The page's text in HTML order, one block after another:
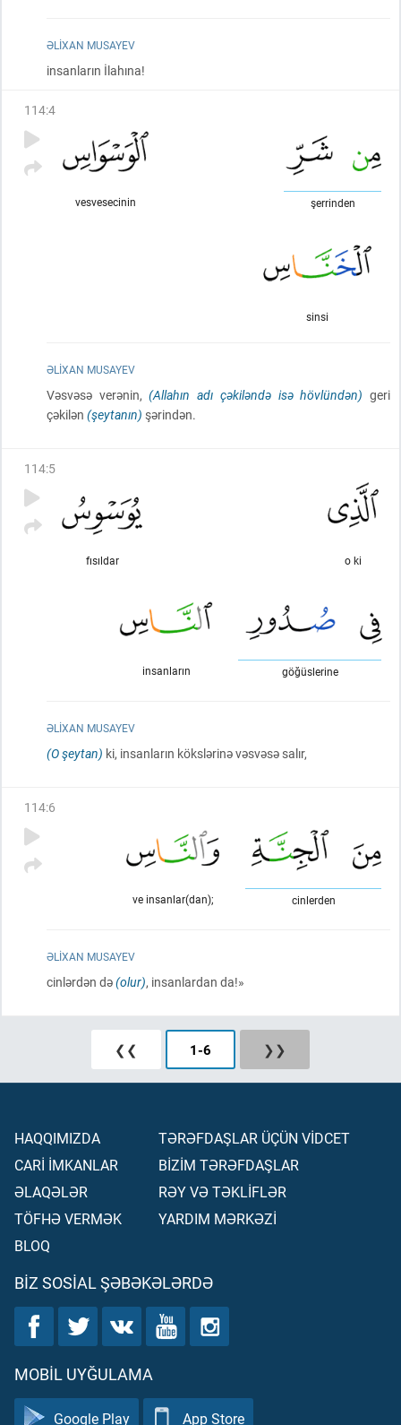
ƏLIXAN MUSAYEV
insanların İlahına!
114:4
şerrinden
vesvesecinin
sinsi
ƏLIXAN MUSAYEV
Vəsvəsə verənin,(Allahın adı çəkiləndə isə hövlündən) geri
çəkilən (şeytanın) şərindən.
114:5
o ki
fısıldar
göğüslerine
insanların
ƏLIXAN MUSAYEV
(O şeytan) ki, insanların kökslərinə vəsvəsə salır,
114:6
cinlerden
ve insanlar(dan);
ƏLIXAN MUSAYEV
cinlərdən də(olur), insanlardan da!»
❮❮ 1-6 ❯❯
HAQQIMIZDA
CARİ İMKANLAR
ƏLAQƏLƏR
TÖFHƏ VERMƏK
BLOQ
TƏRƏFDAŞLAR ÜÇÜN VİDCET
BİZİM TƏRƏFDAŞLAR
RƏY VƏ TƏKLİFLƏR
YARDIM MƏRKƏZİ
BIZ SOSIAL ŞƏBƏKƏLƏRDƏ
MOBIL UYĞULAMA
Google Play App Store